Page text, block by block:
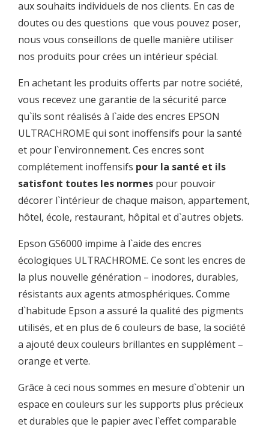
aux souhaits individuels de nos clients. En cas de
doutes ou des questions que vous pouvez poser,
nous vous conseillons de quelle manière utiliser
nos produits pour crées un intérieur spécial.
En achetant les produits offerts par notre société,
vous recevez une garantie de la sécurité parce
qu`ils sont réalisés à l`aide des encres EPSON
ULTRACHROME qui sont inoffensifs pour la santé
et pour l`environnement. Ces encres sont
complétement inoffensifs pour la santé et ils
satisfont toutes les normes pour pouvoir
décorer l`intérieur de chaque maison, appartement,
hôtel, école, restaurant, hôpital et d`autres objets.
Epson GS6000 impime à l`aide des encres
écologiques ULTRACHROME. Ce sont les encres de
la plus nouvelle génération – inodores, durables,
résistants aux agents atmosphériques. Comme
d`habitude Epson a assuré la qualité des pigments
utilisés, et en plus de 6 couleurs de base, la société
a ajouté deux couleurs brillantes en supplément –
orange et verte.
Grâce à ceci nous sommes en mesure d`obtenir un
espace en couleurs sur les supports plus précieux
et durables que le papier avec l`effet comparable